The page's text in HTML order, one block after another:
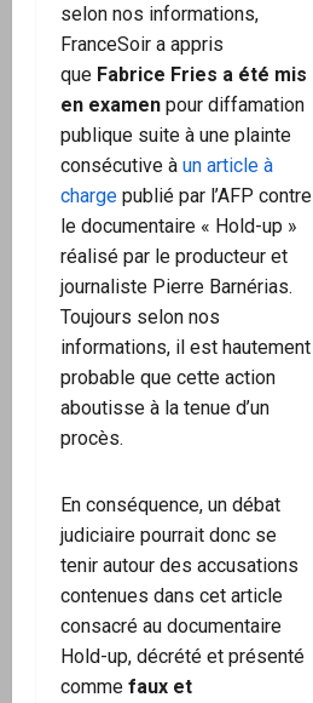
selon nos informations,
FranceSoir a appris
que Fabrice Fries a été mis
en examen pour diffamation
publique suite à une plainte
consécutive à un article à
charge publié par l’AFP contre
le documentaire « Hold-up »
réalisé par le producteur et
journaliste Pierre Barnérias.
Toujours selon nos
informations, il est hautement
probable que cette action
aboutisse à la tenue d’un
procès.
En conséquence, un débat
judiciaire pourrait donc se
tenir autour des accusations
contenues dans cet article
consacré au documentaire
Hold-up, décrété et présenté
comme faux et